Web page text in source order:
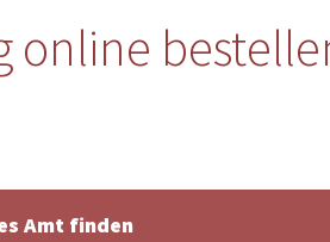
online
Amt finden